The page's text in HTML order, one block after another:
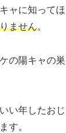
ャに知ってほ
ません。
の陽キャの
い年したお
す。